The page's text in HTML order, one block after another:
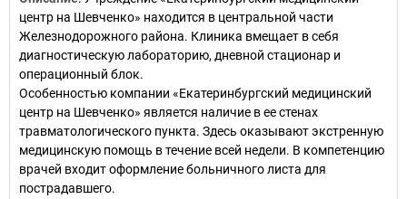
центр на Шевченко» находится в центральной части
Железнодорожного района. Клиника вмещает в себя
диагностическую лабораторию, дневной стационар и
операционный блок.
Особенностью компании «Екатеринбургский медицинский
центр на Шевченко» является наличие в ее стенах
травматологического пункта. Здесь оказывают экстренную
медицинскую помощь в течение всей недели. В компетенцию
врачей входит оформление больничного листа для
пострадавшего.